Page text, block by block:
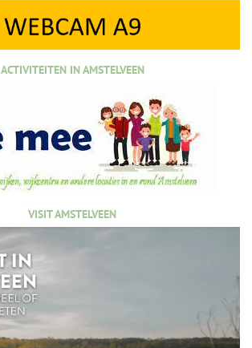
ACTIVITEITEN IN AMSTELVEEN
VISIT AMSTELVEEN